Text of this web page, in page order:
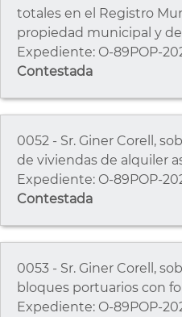
totales en el Registro
propiedad municipal y
Expediente: O-89POP-
Contestada
0052 - Sr. Giner Corell,
de viviendas de alquiler
Expediente: O-89POP-
Contestada
0053 - Sr. Giner Corell,
bloques portuarios con
Expediente: O-89POP-